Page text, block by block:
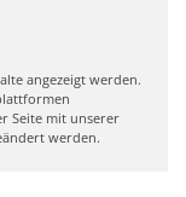
angezeigt werden.
Seite mit unserer
werden.